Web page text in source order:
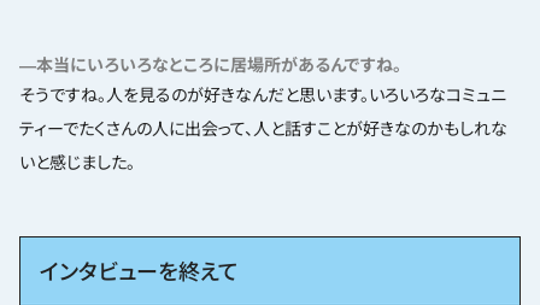
―本当にいろいろなところに居場所があるんですね。
そうですね。人を見るのが好きなんだと思います。いろいろなコミュニ
ティーでたくさんの人に出会って、人と話すことが好きなのかもしれな
いと感じました。
インタビューを終えて